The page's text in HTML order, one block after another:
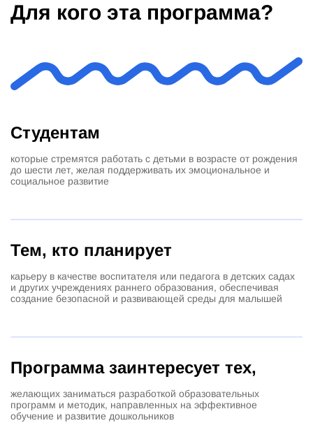
Для кого эта программа?
Студентам
которые стремятся работать с детьми в возрасте от рождения
до шести лет, желая поддерживать их эмоциональное и
социальное развитие
Тем, кто планирует
карьеру в качестве воспитателя или педагога в детских садах
и других учреждениях раннего образования, обеспечивая
создание безопасной и развивающей среды для малышей
Программа заинтересует тех,
желающих заниматься разработкой образовательных
программ и методик, направленных на эффективное
обучение и развитие дошкольников